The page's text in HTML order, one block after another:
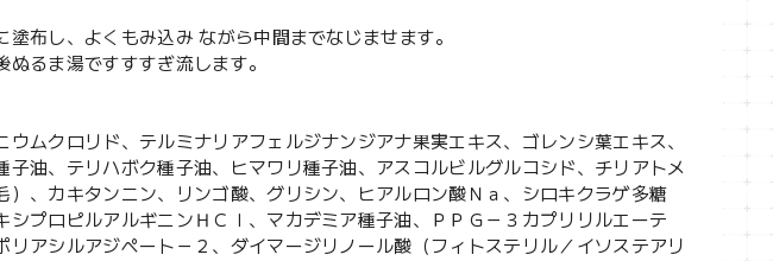
布し、よくもみ込み ながら中間までなじませます。
るま湯ですすすぎ流します。
ムクロリド、テルミナリアフェルジナンジアナ果実エキス、ゴレンシ葉エキス、
油、テリハボク種子油、ヒマワリ種子油、アスコルビルグルコシド、チリアトメ
）、カキタンニン、リンゴ酸、グリシン、ヒアルロン酸Ｎａ、シロキクラゲ多糖
プロピルアルギニンＨＣｌ、マカデミア種子油、ＰＰＧ－３カプリリルエーテ
アシルアジペート－２、ダイマージリノール酸（フィトステリル／イソステアリ